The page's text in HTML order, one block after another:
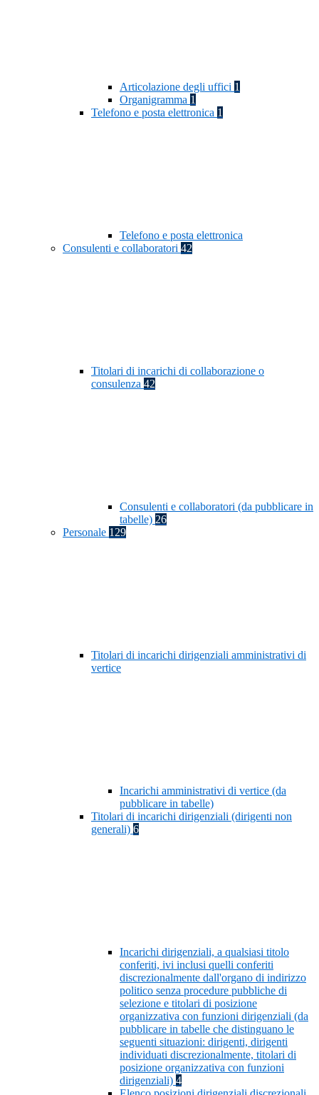
Articolazione degli uffici 1
Organigramma 1
Telefono e posta elettronica 1
Telefono e posta elettronica
Consulenti e collaboratori 42
Titolari di incarichi di collaborazione o
consulenza 42
Consulenti e collaboratori (da pubblicare in
tabelle) 26
Personale 129
Titolari di incarichi dirigenziali amministrativi di
vertice
Incarichi amministrativi di vertice (da
pubblicare in tabelle)
Titolari di incarichi dirigenziali (dirigenti non
generali) 6
Incarichi dirigenziali, a qualsiasi titolo
conferiti, ivi inclusi quelli conferiti
discrezionalmente dall'organo di indirizzo
politico senza procedure pubbliche di
selezione e titolari di posizione
organizzativa con funzioni dirigenziali (da
pubblicare in tabelle che distinguano le
seguenti situazioni: dirigenti, dirigenti
individuati discrezionalmente, titolari di
posizione organizzativa con funzioni
dirigenziali) 4